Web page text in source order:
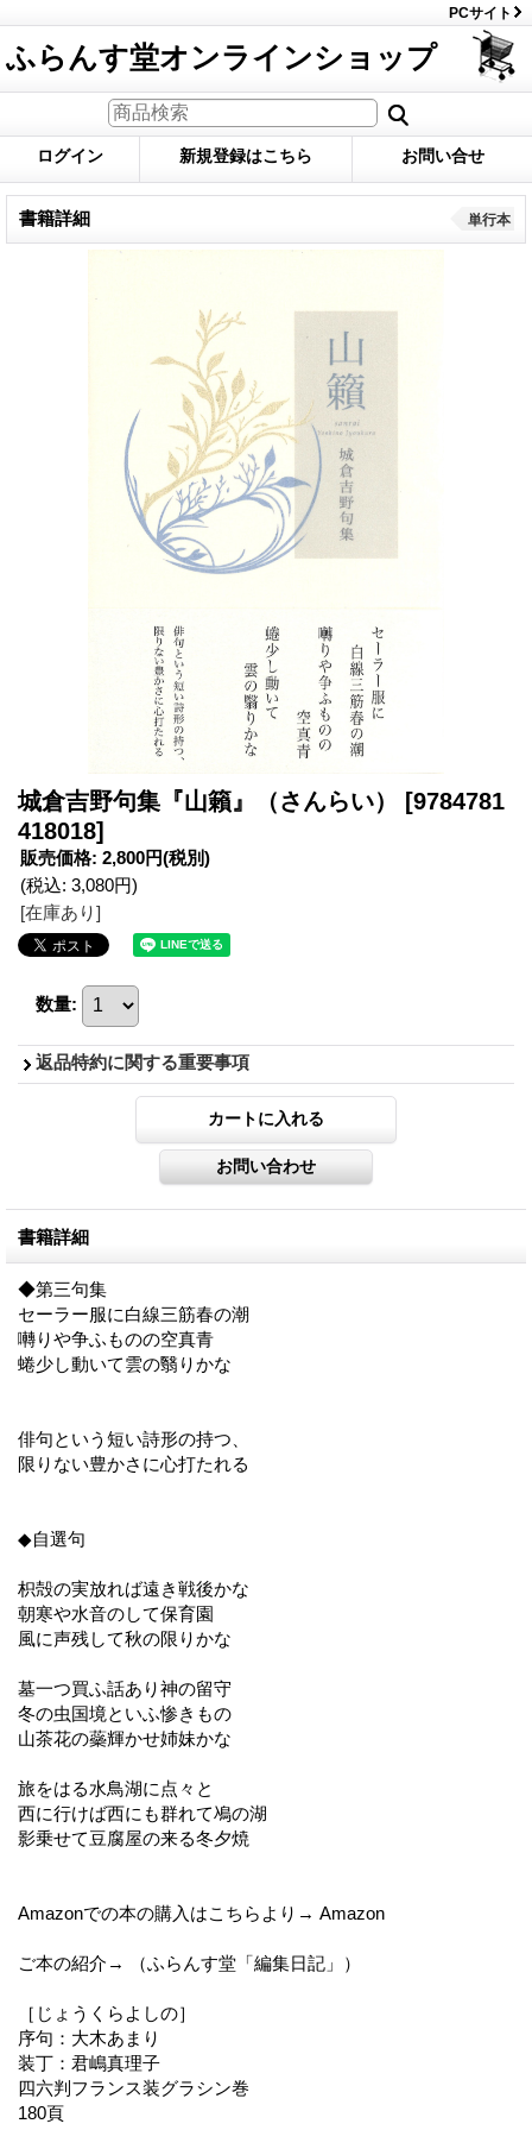
PCサイト
ふらんす堂オンラインショップ
ログイン 新規登録はこちら お問い合せ
書籍詳細 単行本
城倉吉野句集『山籟』（さんらい） [9784781
418018]
販売価格: 2,800円(税別)
(税込: 3,080円)
[在庫あり]
数量:
返品特約に関する重要事項
書籍詳細
◆第三句集
セーラー服に白線三筋春の潮
囀りや争ふものの空真青
蜷少し動いて雲の翳りかな
俳句という短い詩形の持つ、
限りない豊かさに心打たれる
◆自選句
枳殻の実放れば遠き戦後かな
朝寒や水音のして保育園
風に声残して秋の限りかな
墓一つ買ふ話あり神の留守
冬の虫国境といふ惨きもの
山茶花の蘂輝かせ姉妹かな
旅をはる水鳥湖に点々と
西に行けば西にも群れて鳰の湖
影乗せて豆腐屋の来る冬夕焼
Amazonでの本の購入はこちらより→ Amazon
ご本の紹介→ （ふらんす堂「編集日記」）
［じょうくらよしの］
序句：大木あまり
装丁：君嶋真理子
四六判フランス装グラシン巻
180頁